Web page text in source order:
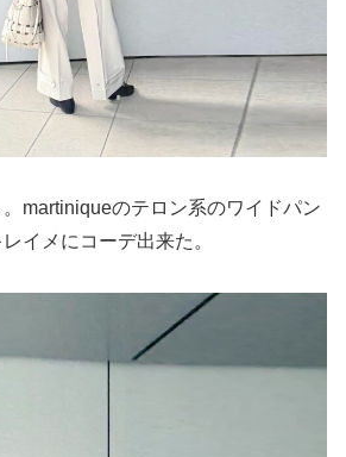
martiniqueのテロン系のワイドパン
イメにコーデ出来た。